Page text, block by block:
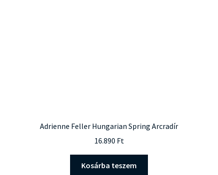
Adrienne Feller Hungarian Spring Arcradír
16.890 Ft
Kosárba teszem